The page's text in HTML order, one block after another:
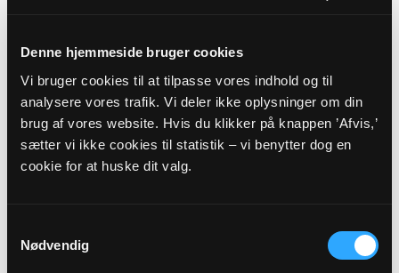
Denne hjemmeside bruger cookies
Vi bruger cookies til at tilpasse vores indhold og til
analysere vores trafik. Vi deler ikke oplysninger om din
brug af vores website. Hvis du klikker på knappen ’Afvis,’
sætter vi ikke cookies til statistik – vi benytter dog en
cookie for at huske dit valg.
Nødvendig
Sikker henvendelse
Eller til:
9000Aalborg